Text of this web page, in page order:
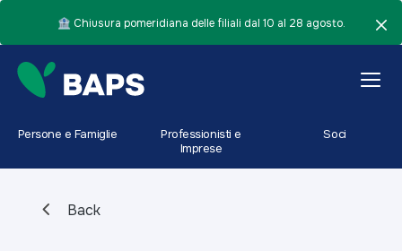
🏦 Chiusura pomeridiana delle filiali dal 10 al 28 agosto.
Persone e Famiglie
Professionisti e
Imprese
Soci
Back